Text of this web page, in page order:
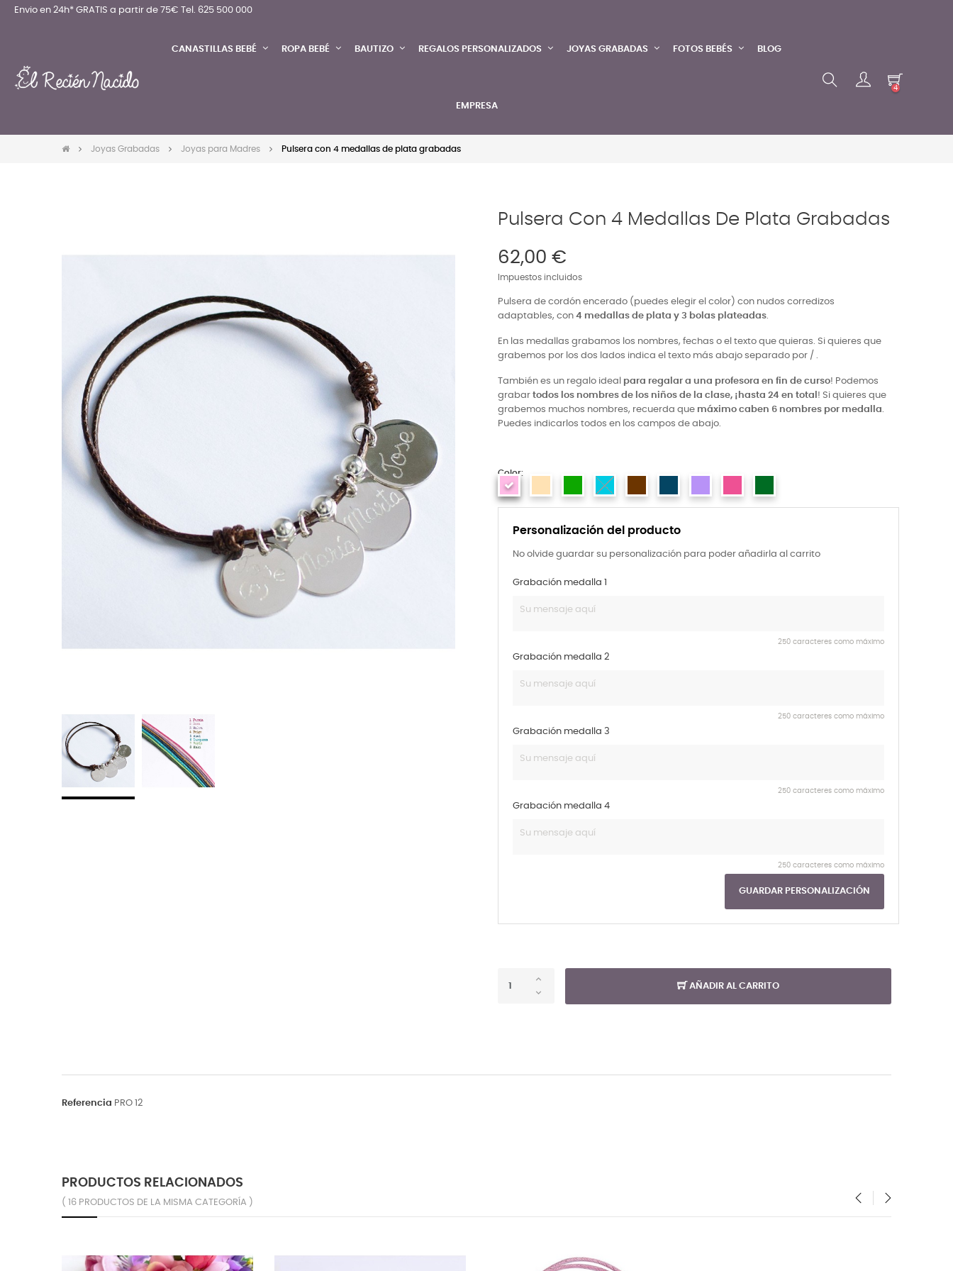
Envio en 24h* GRATIS a partir de 75€ Tel. 625 500 000
CANASTILLAS BEBÉ ROPA BEBÉ BAUTIZO REGALOS PERSONALIZADOS JOYAS GRABADAS FOTOS BEBÉS BLOG
EMPRESA
4
Joyas Grabadas Joyas para Madres Pulsera con 4 medallas de plata grabadas
Pulsera Con 4 Medallas De Plata Grabadas
62,00 €
Impuestos incluidos
Pulsera de cordón encerado (puedes elegir el color) con nudos corredizos
adaptables, con 4 medallas de plata y 3 bolas plateadas.
En las medallas grabamos los nombres, fechas o el texto que quieras. Si quieres que
grabemos por los dos lados indica el texto más abajo separado por / .
También es un regalo ideal para regalar a una profesora en fin de curso! Podemos
grabar todos los nombres de los niños de la clase, ¡hasta 24 en total ! Si quieres que
grabemos muchos nombres, recuerda que máximo caben 6 nombres por medalla.
Puedes indicarlos todos en los campos de abajo.
Personalización del producto
No olvide guardar su personalización para poder añadirla al carrito
Grabación medalla 1
250 caracteres como máximo
Grabación medalla 2
250 caracteres como máximo
Grabación medalla 3
250 caracteres como máximo
Grabación medalla 4
250 caracteres como máximo
GUARDAR PERSONALIZACIÓN
Color:
AÑADIR AL CARRITO
Referencia PRO 12
PRODUCTOS RELACIONADOS
( 16 PRODUCTOS DE LA MISMA CATEGORÍA )